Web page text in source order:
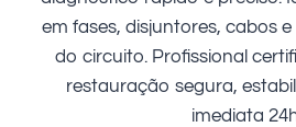
em fases, disjuntores, cabos
do circuito. Profissional
restauração segura,
imediata